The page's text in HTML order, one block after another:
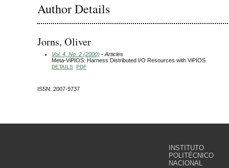
Author Details
Jorns, Oliver
Vol. 4, No. 2 (2000) - Articles
Meta-ViPIOS: Harness Distributed I/O Resources with ViPIOS
DETAILS PDF
ISSN: 2007-9737
INSTITUTO
POLITÉCNICO
NACIONAL